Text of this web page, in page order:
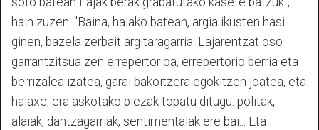
hain zuzen. "Baina, halako batean, argia ikusten hasi
ginen, bazela zerbait argitaragarria. Lajarentzat oso
garrantzitsua zen errepertorioa, errepertorio berria eta
berrizalea izatea, garai bakoitzera egokitzen joatea, eta
halaxe, era askotako piezak topatu ditugu: politak,
alaiak, dantzagarriak, sentimentalak ere bai... Eta